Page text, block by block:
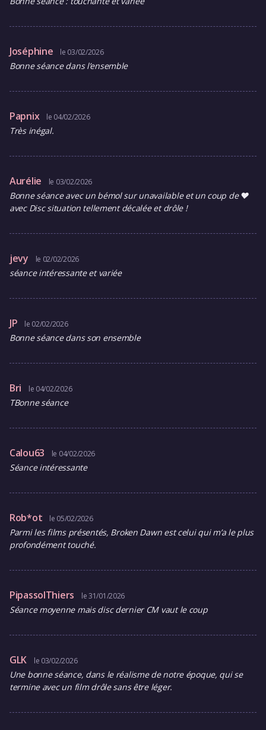
Joséphine le 03/02/2026
Bonne séance dans l’ensemble
Papnix le 04/02/2026
Très inégal.
Aurélie le 03/02/2026
Bonne séance avec un bémol sur unavailable et un coup de ❤️
avec Disc situation tellement décalée et drôle !
jevy le 02/02/2026
séance intéressante et variée
JP le 02/02/2026
Bonne séance dans son ensemble
Bri le 04/02/2026
TBonne séance
Calou63 le 04/02/2026
Séance intéressante
Rob*ot le 05/02/2026
Parmi les films présentés, Broken Dawn est celui qui m’a le plus
profondément touché.
PipassolThiers le 31/01/2026
Séance moyenne mais disc dernier CM vaut le coup
GLK le 03/02/2026
Une bonne séance, dans le réalisme de notre époque, qui se
termine avec un film drôle sans être léger.